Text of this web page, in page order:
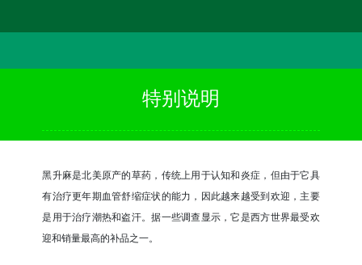
特别说明
黑升麻是北美原产的草药，传统上用于认知和炎症，但由于它具
有治疗更年期血管舒缩症状的能力，因此越来越受到欢迎，主要
是用于治疗潮热和盗汗。据一些调查显示，它是西方世界最受欢
迎和销量最高的补品之一。